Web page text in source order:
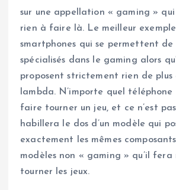
sur une appellation « gaming » qui
rien à faire là. Le meilleur
smartphones qui se permettent de
spécialisés dans le gaming alors
proposent strictement rien de plus
lambda. N’importe quel
faire tourner un jeu, et ce n’est
habillera le dos d’un modèle qui
exactement les mêmes
modèles non « gaming » qu’il fera
tourner les jeux.